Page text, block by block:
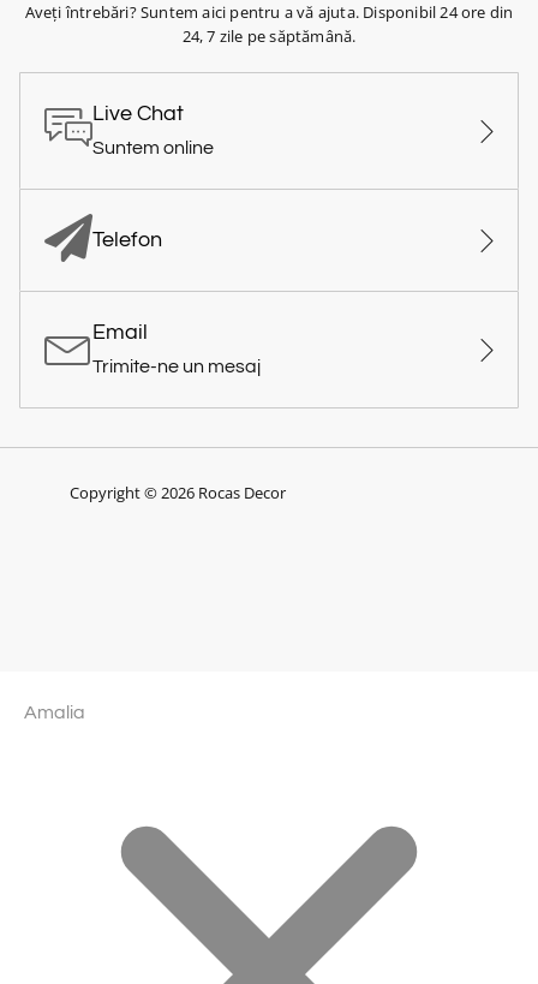
Aveți întrebări? Suntem aici pentru a vă ajuta. Disponibil 24 ore din
24, 7 zile pe săptămână.
Live Chat
Suntem online
Telefon
Email
Trimite-ne un mesaj
Copyright © 2026 Rocas Decor
Amalia